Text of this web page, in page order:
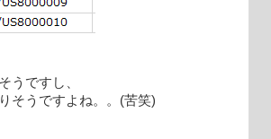
うですし、
そうですよね。。(苦笑)